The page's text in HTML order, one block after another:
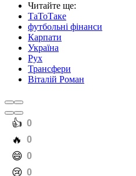
Читайте ще:
ТаТоТаке
футбольні фінанси
Карпати
Україна
Рух
Трансфери
Віталій Роман
️👍 0
️🔥 0
️😄 0
️😢 0